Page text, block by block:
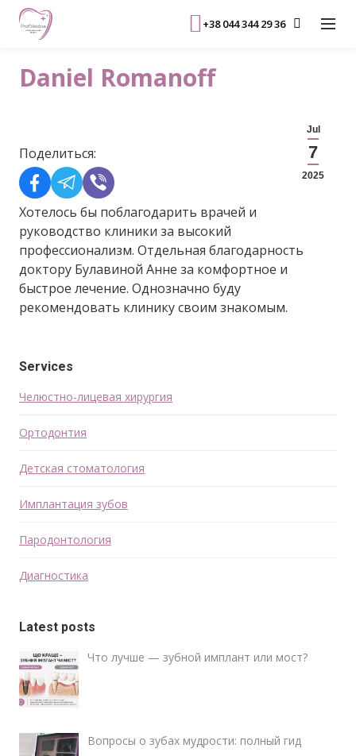
+38 044 344 29 36
Daniel Romanoff
Jul
7
2025
Поделиться:
Хотелось бы поблагодарить врачей и
руководство клиники за высокий
профессионализм. Отдельная благодарность
доктору Булавиной Анне за комфортное и
быстрое лечение. Однозначно буду
рекомендовать клинику своим знакомым.
Services
Челюстно-лицевая хирургия
Ортодонтия
Детская стоматология
Имплантация зубов
Пародонтология
Диагностика
Latest posts
Что лучше — зубной имплант или мост?
Вопросы о зубах мудрости: полный гид